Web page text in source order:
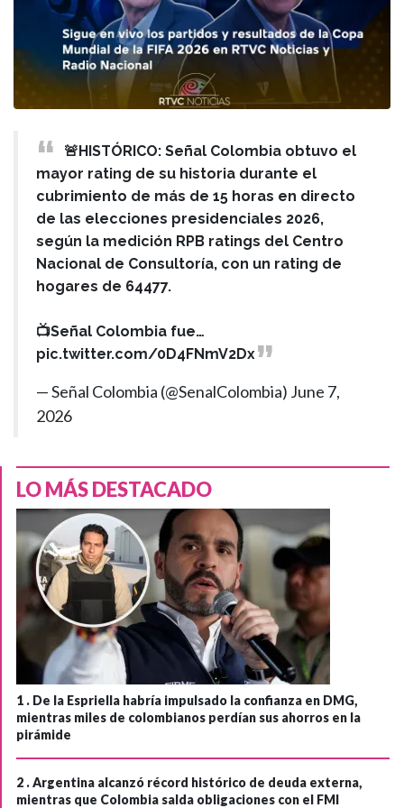
🚨HISTÓRICO: Señal Colombia obtuvo el
mayor rating de su historia durante el
cubrimiento de más de 15 horas en directo
de las elecciones presidenciales 2026,
según la medición RPB ratings del Centro
Nacional de Consultoría, con un rating de
hogares de 64477.
📺Señal Colombia fue…
pic.twitter.com/0D4FNmV2Dx
— Señal Colombia (@SenalColombia) June 7,
2026
LO MÁS DESTACADO
1 . De la Espriella habría impulsado la confianza en DMG,
mientras miles de colombianos perdían sus ahorros en la
pirámide
2 .Argentina alcanzó récord histórico de deuda externa,
mientras que Colombia salda obligaciones con el FMI